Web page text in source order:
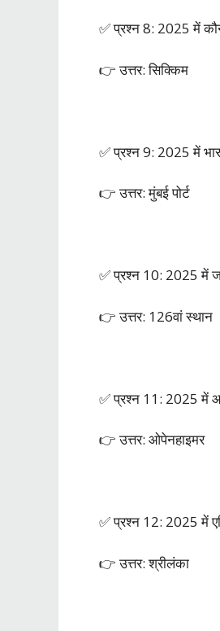
✅ प्रश्न 8: 2025 में
👉 उत्तर: सिक्किम
✅ प्रश्न 9: 2025 में
👉 उत्तर: मुंबई पोर्ट
✅ प्रश्न 10: 2025 में
👉 उत्तर: 126वां स्थान
✅ प्रश्न 11: 2025 में
👉 उत्तर: ओपेनहाइमर
✅ प्रश्न 12: 2025 में
👉 उत्तर: श्रीलंका